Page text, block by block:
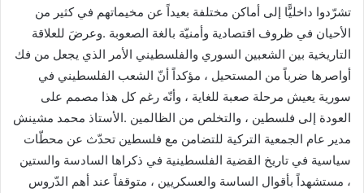
تشرّدوا داخليًّا إلى أماكن مختلفة بعيداً عن مخيماتهم في كثير من
الأحيان في ظروف اقتصادية وأمنيّة بالغة الصعوبة .وعرضَ للعلاقة
التاريخية بين الشعبين السوري والفلسطيني الأمر الذي يجعل من فك
أواصرها ضرباً من المستحيل ، مؤكداً أنّ الشعب الفلسطيني في
سورية يعيش مرحلة صعبة للغاية ، وأنّه رغم كل هذا مصمم على
العودة إلى فلسطين ، والتخلص من الظالمين .الأستاذ محمد مشينش
مدير عام الجمعية التركية للتضامن مع فلسطين تحدّث عن محطّات
سياسية في تاريخ القضية الفلسطينية في ذكراها السادسة والستين
، مستشهداً بأقوال الساسة والعسكريين ، متوقفاً عند أهم الدّروس